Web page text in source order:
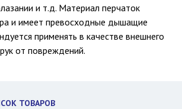
и т.д. Материал перчаток
и имеет превосходные дышащие
применять в качестве внешнего
от повреждений.
ТОВАРОВ